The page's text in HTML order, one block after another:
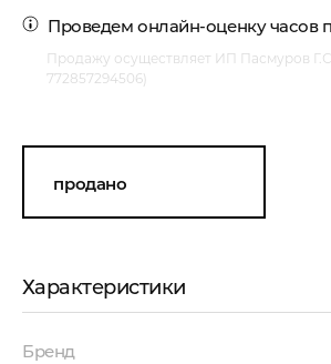
Проведемонлайн-оценку часов
Продажу осуществляет ИП Пасмуров
772857294506)
продано
Характеристики
Бренд